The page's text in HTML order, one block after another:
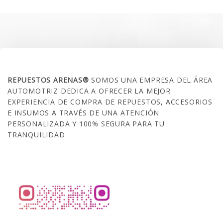
REPUESTOS ARENAS®SOMOS UNA EMPRESA DEL ÁREA
AUTOMOTRIZ DEDICA A OFRECER LA MEJOR
EXPERIENCIA DE COMPRA DE REPUESTOS, ACCESORIOS
E INSUMOS A TRAVÉS DE UNA ATENCIÓN
PERSONALIZADA Y 100% SEGURA PARA TU
TRANQUILIDAD